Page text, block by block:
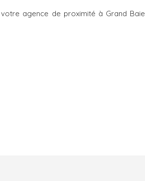
agence de proximité à Grand